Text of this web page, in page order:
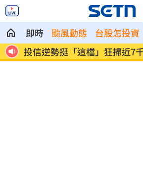
即時 颱風動態 台股怎投資
高
投信逆勢挺「這檔」狂掃近7